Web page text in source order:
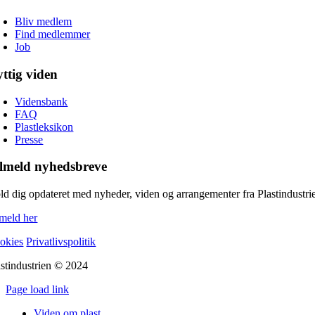
Bliv medlem
Find medlemmer
Job
viden
Vidensbank
FAQ
Plastleksikon
Presse
nyhedsbreve
dig opdateret med nyheder, viden og arrangementer fra
her
Privatlivspolitik
© 2024
Page load link